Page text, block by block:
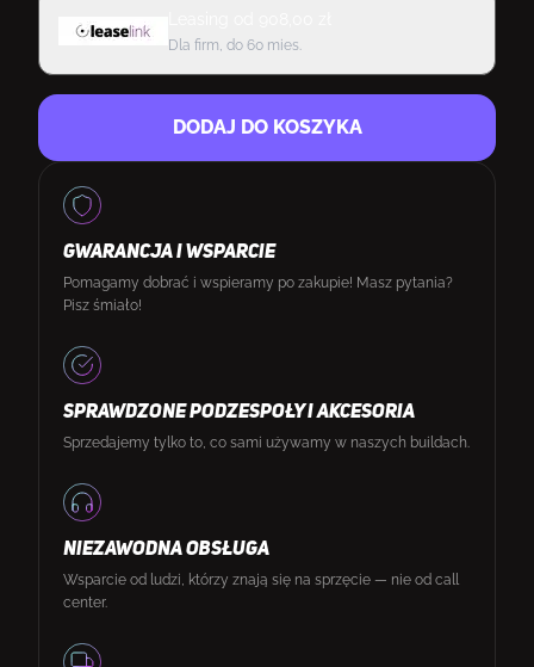
Dla firm, do 60 mies.
DODAJ DO KOSZYKA
GWARANCJA I WSPARCIE
Pomagamy dobrać i wspieramy po zakupie! Masz pytania?
Pisz śmiało!
SPRAWDZONE PODZESPOŁY I AKCESORIA
Sprzedajemy tylko to, co sami używamy w naszych buildach.
NIEZAWODNA OBSŁUGA
Wsparcie od ludzi, którzy znają się na sprzęcie — nie od call
center.